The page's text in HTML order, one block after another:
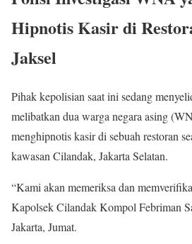
Hipnotis Kasir di
Jaksel
Pihak kepolisian saat ini sedang
melibatkan dua warga negara asing
menghipnotis kasir di sebuah restoran
kawasan Cilandak, Jakarta Selatan.
“Kami akan memeriksa dan
Kapolsek Cilandak Kompol Febriman
Jakarta, Jumat.